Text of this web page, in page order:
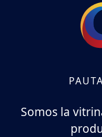
Somos la